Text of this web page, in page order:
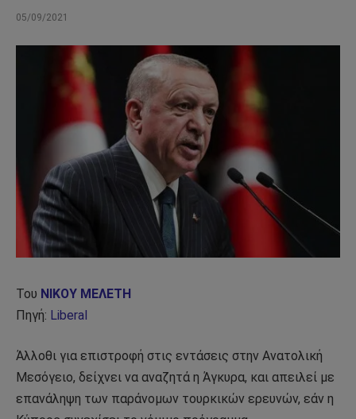
05/09/2021
Του ΝΙΚΟΥ ΜΕΛΕΤΗ
Πηγή: Liberal
Άλλοθι για επιστροφή στις εντάσεις στην Ανατολική
Μεσόγειο, δείχνει να αναζητά η Άγκυρα, και απειλεί με
επανάληψη των παράνομων τουρκικών ερευνών, εάν η